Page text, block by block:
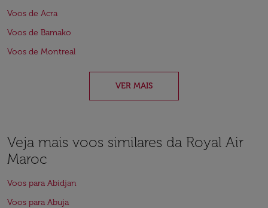
Voos de Acra
Voos de Bamako
Voos de Montreal
VER MAIS
Veja mais voos similares da Royal Air
Maroc
Voos para Abidjan
Voos para Abuja